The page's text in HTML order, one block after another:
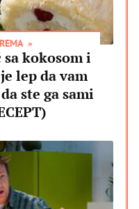
sa kokosom i
lep da vam
ste ga sami